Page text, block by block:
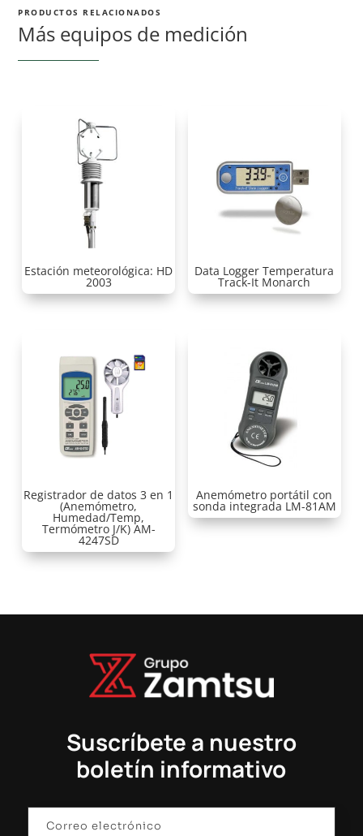
PRODUCTOS RELACIONADOS
Más equipos de medición
Estación meteorológica: HD
2003
Data Logger Temperatura
Track-It Monarch
Registrador de datos 3 en 1
(Anemómetro,
Humedad/Temp,
Termómetro J/K) AM-
4247SD
Anemómetro portátil con
sonda integrada LM-81AM
Suscríbete a nuestro
boletín informativo